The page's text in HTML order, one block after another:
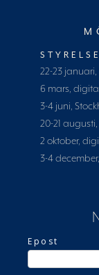
22-23
6 mars,
3-4 juni,
20-21
2 oktober,
3-4
Epost